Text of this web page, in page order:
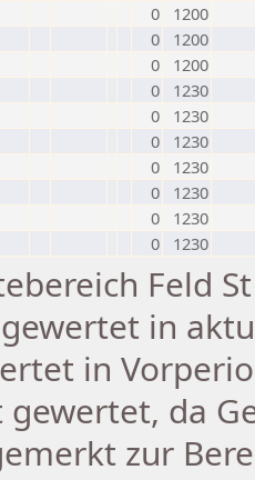
0
1200
0
1200
0
1200
0
1230
0
1230
0
1230
0
1230
0
1230
0
1230
0 1230
Feld
in
in
gewertet, da
zur